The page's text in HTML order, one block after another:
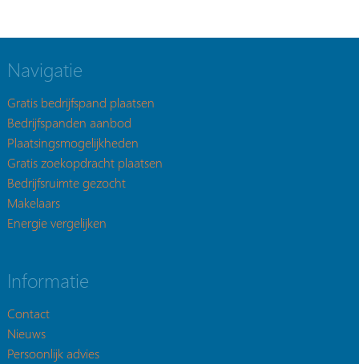
Navigatie
Gratis bedrijfspand plaatsen
Bedrijfspanden aanbod
Plaatsingsmogelijkheden
Gratis zoekopdracht plaatsen
Bedrijfsruimte gezocht
Makelaars
Energie vergelijken
Informatie
Contact
Nieuws
Persoonlijk advies